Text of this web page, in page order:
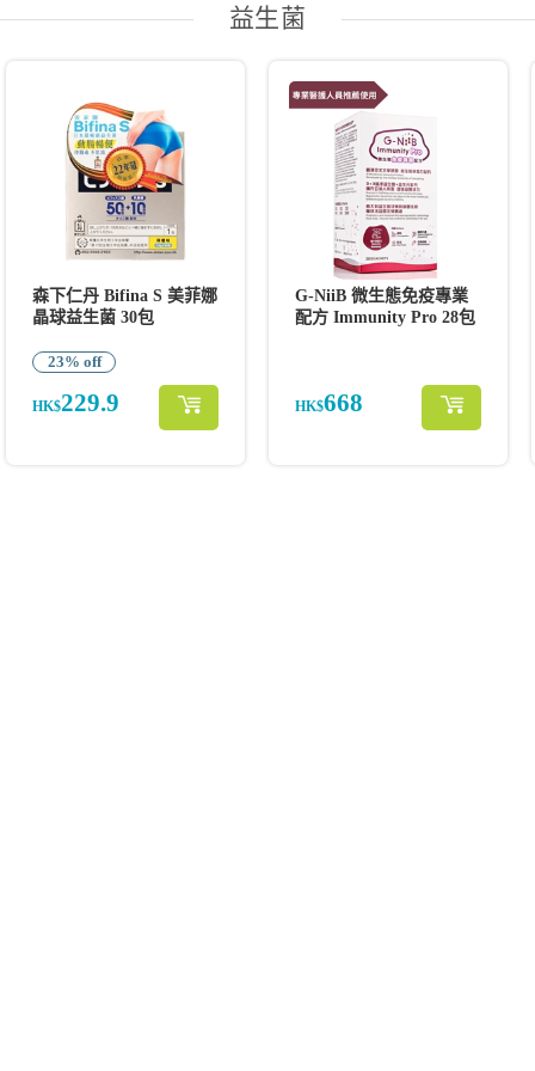
益生菌
森下仁丹 Bifina S 美菲娜
晶球益生菌 30包
23% off
HK$229.9
G-NiiB 微生態免疫專業
配方 Immunity Pro 28包
HK$668